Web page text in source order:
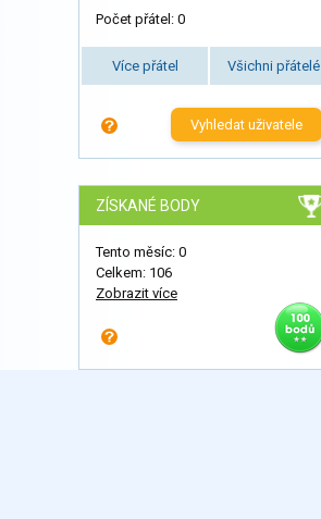
Počet přátel: 0
Více přátel Všichni přátelé
Vyhledat uživatele
ZÍSKANÉ BODY
Tento měsíc: 0
Celkem: 106
Zobrazit více